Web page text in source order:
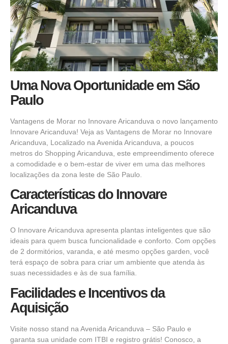
Uma Nova Oportunidade em São
Paulo
Vantagens de Morar no Innovare Aricanduva o novo lançamento
Innovare Aricanduva! Veja as Vantagens de Morar no Innovare
Aricanduva, Localizado na Avenida Aricanduva, a poucos
metros do Shopping Aricanduva, este empreendimento oferece
a comodidade e o bem-estar de viver em uma das melhores
localizações da zona leste de São Paulo.
Características do Innovare
Aricanduva
O Innovare Aricanduva apresenta plantas inteligentes que são
ideais para quem busca funcionalidade e conforto. Com opções
de 2 dormitórios, varanda, e até mesmo opções garden, você
terá espaço de sobra para criar um ambiente que atenda às
suas necessidades e às de sua família.
Facilidades e Incentivos da
Aquisição
Visite nosso stand na Avenida Aricanduva – São Paulo e
garanta sua unidade com ITBI e registro grátis! Conosco, a